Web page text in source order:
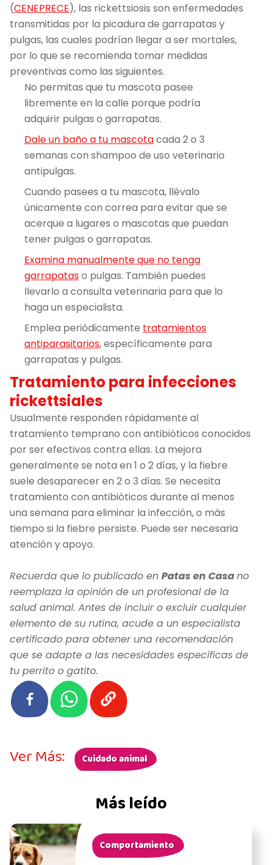
(CENEPRECE), las rickettsiosis son enfermedades
transmitidas por la picadura de garrapatas y
pulgas, las cuales podrían llegar a ser mortales,
por lo que se recomienda tomar medidas
preventivas como las siguientes.
No permitas que tu mascota pasee
libremente en la calle porque podría
adquirir pulgas o garrapatas.
Dale un baño a tu mascotacada 2 o 3
semanas con shampoo de uso veterinario
antipulgas.
Cuando pasees a tu mascota, llévalo
únicamente con correa para evitar que se
acerque a lugares o mascotas que puedan
tener pulgas o garrapatas.
Examina manualmente que no tenga
garrapataso pulgas. También puedes
llevarlo a consulta veterinaria para que lo
haga un especialista.
Emplea periódicamente tratamientos
antiparasitarios, específicamente para
garrapatas y pulgas.
Tratamiento para infecciones
rickettsiales
Usualmente responden rápidamente al
tratamiento temprano con antibióticos conocidos
por ser efectivos contra ellas. La mejora
generalmente se nota en 1 o 2 días, y la fiebre
suele desaparecer en 2 o 3 días. Se necesita
tratamiento con antibióticos durante al menos
una semana para eliminar la infección, o más
tiempo si la fiebre persiste. Puede ser necesaria
atención y apoyo.
Recuerda que lo publicado en Patas en Casano
reemplaza la opinión de un profesional de la
salud animal. Antes de incluir o excluir cualquier
elemento de su rutina, acude a un especialista
certificado para obtener una recomendación
que se adapte a las necesidades específicas de
tu perrito o gatito.
Más leído
Comportamiento
Ver Más: Cuidado animal